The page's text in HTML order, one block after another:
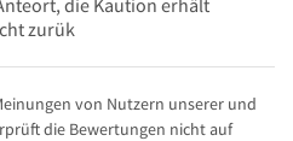
die Kaution erhält
zurük
von Nutzern unserer und
die Bewertungen nicht auf